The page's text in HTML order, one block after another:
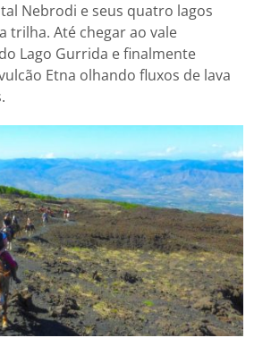
Nebrodi e seus quatro lagos
trilha. Até chegar ao vale
Lago Gurrida e finalmente
Etna olhando fluxos de lava